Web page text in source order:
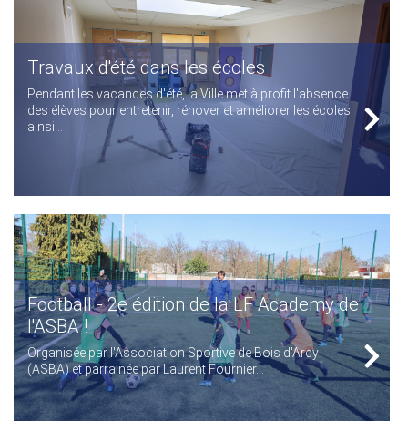
Travaux d'été dans les écoles
Pendant les vacances d'été, la Ville met à profit l'absence
des élèves pour entretenir, rénover et améliorer les écoles
ainsi...
Football - 2e édition de la LF Academy de
l'ASBA !
Organisée par l'Association Sportive de Bois d'Arcy
(ASBA) et parrainée par Laurent Fournier...